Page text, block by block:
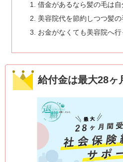
借金があるなら髪の毛は
美容院代を節約しつつ髪
お金がなくても美容院へ
給付金は最大28ヶ